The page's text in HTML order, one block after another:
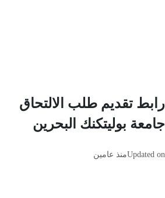
رابط تقديم طلب الالتحاق
جامعة بوليتكنك البحرين
Updated onمنذ عامين